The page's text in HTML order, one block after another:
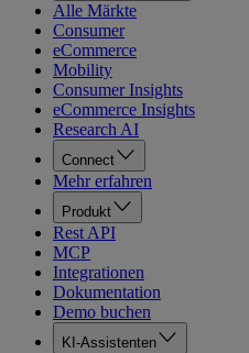
Alle Märkte
Consumer
eCommerce
Mobility
Consumer Insights
eCommerce Insights
Research AI
Connect
Mehr erfahren
Produkt
Rest API
MCP
Integrationen
Dokumentation
Demo buchen
KI-Assistenten